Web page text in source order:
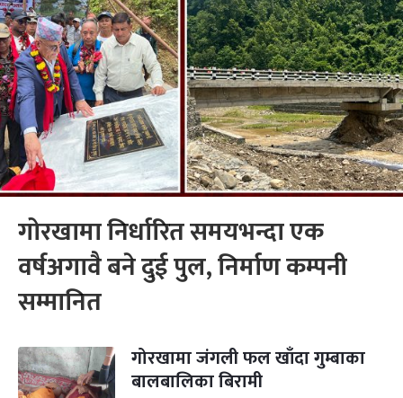
गोरखामा निर्धारित समयभन्दा एक
वर्षअगावै बने दुई पुल, निर्माण कम्पनी
सम्मानित
गोरखामा जंगली फल खाँदा गुम्बाका
बालबालिका बिरामी